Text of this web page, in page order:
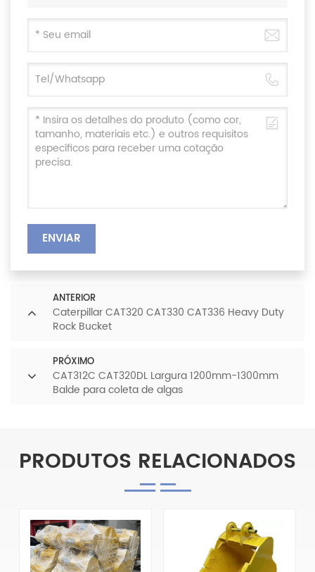
ENVIAR
ANTERIOR
Caterpillar CAT320 CAT330 CAT336 Heavy Duty
Rock Bucket
PRÓXIMO
CAT312C CAT320DL Largura 1200mm-1300mm
Balde para coleta de algas
PRODUTOS RELACIONADOS